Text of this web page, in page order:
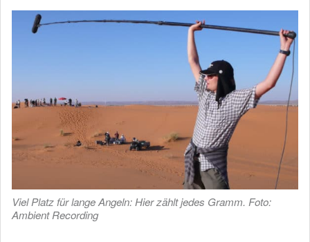
Viel Platz für lange Angeln: Hier zählt jedes Gramm. Foto:
Ambient Recording